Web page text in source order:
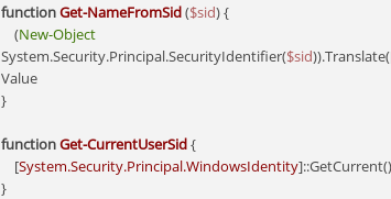
functionGet-NameFromSid($sid) {
    (
New-Object
System.Security.Principal.SecurityIdentifier($sid
Value
}
functionGet-CurrentUserSid {
    [
System.Security.Principal.WindowsIdentity
}